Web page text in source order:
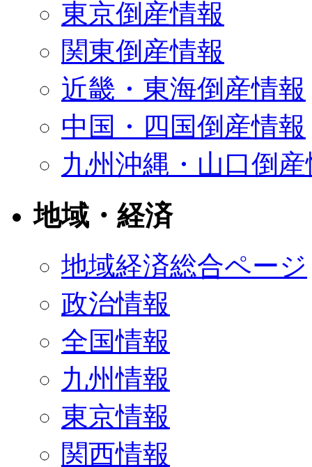
東京倒産情報
関東倒産情報
近畿・東海倒産情報
中国・四国倒産情報
九州沖縄・山口倒
地域・経済
地域経済総合ページ
政治情報
全国情報
九州情報
東京情報
関西情報